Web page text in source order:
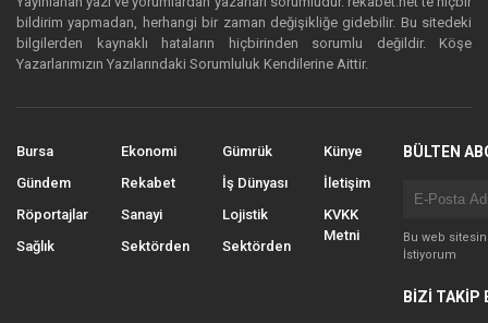
bildirim yapmadan, herhangi bir zaman değişikliğe gidebilir. Bu sitedeki
bilgilerden kaynaklı hataların hiçbirinden sorumlu değildir. Köşe
Yazarlarımızın Yazılarındaki Sorumluluk Kendilerine Aittir.
Bursa
Gündem
Röportajlar
Sağlık
Ekonomi
Rekabet
Sanayi
Sektörden
Gümrük
İş Dünyası
Lojistik
Sektörden
Künye
İletişim
KVKK
Metni
BÜLTEN
Bu web
İstiyorum
BİZİ TAKİP